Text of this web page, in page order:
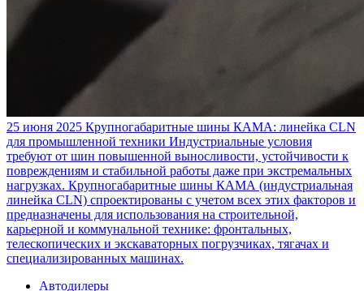
25 июня 2025 Крупногабаритные шины КАМА: линейка CLN
для промышленной техники Индустриальные условия
требуют от шин повышенной выносливости, устойчивости к
повреждениям и стабильной работы даже при экстремальных
нагрузках. Крупногабаритные шины КАМА (индустриальная
линейка CLN) спроектированы с учетом всех этих факторов и
предназначены для использования на строительной,
карьерной и коммунальной технике: фронтальных,
телескопических и экскаваторных погрузчиках, тягачах и
специализированных машинах.
Автодилеры